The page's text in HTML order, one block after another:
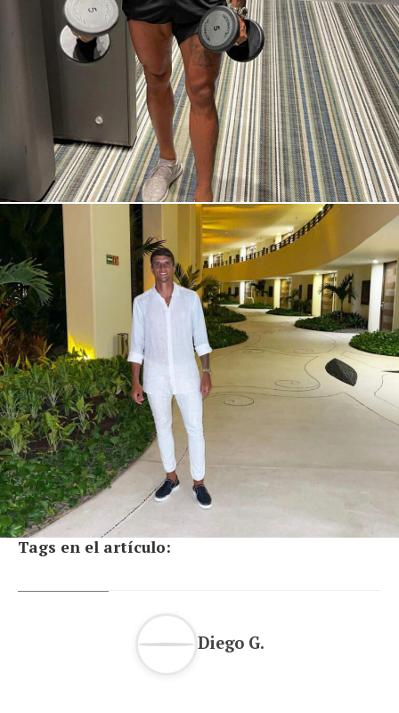
Tags en el artículo:
Diego G.